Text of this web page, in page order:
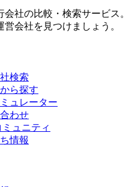
会社の比較・検索サービス
営会社を見つけましょう。
検索
ら探す
ュレーター
わせ
ュニティ
情報